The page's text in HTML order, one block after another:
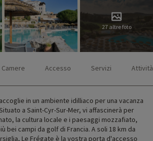
27 altre foto
Camere Accesso Servizi Attività
in un ambiente idilliaco per una vacanza
a Saint-Cyr-Sur-Mer, vi affascinerà per
la cultura locale e i paesaggi mozzafiato,
bei campi da golf di Francia. A soli 18 km da
Le Frégate è la vostra porta d'accesso